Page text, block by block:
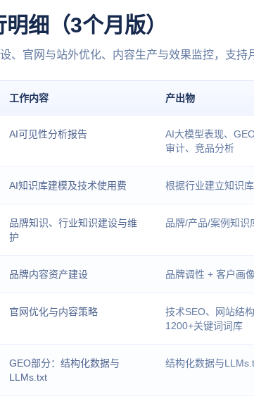
细（3个月版）
、官网与站外优化、内容生产与效果监控，支持
工作内容 产出物
AI可见性分析报告
AI大模型表现、
审计、竞品分析
AI知识库建模及技术使用费 根据行业建立知识
品牌知识、行业知识建设与维
护
品牌/产品/案例知识
品牌内容资产建设 品牌调性 + 客户画
官网优化与内容策略
技术SEO、网站结
1200+关键词词库
GEO部分：结构化数据与
LLMs.txt
结构化数据与